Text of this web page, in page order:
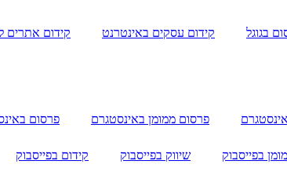
בגוגל קידום עסקים באינטרנט קידום אתרים
פרסום ממומן באינסטגרם פרסום
בפייסבוק שיווק בפייסבוק קידום בפייסבוק